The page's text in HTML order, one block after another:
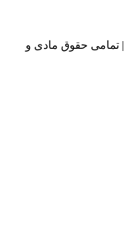
| تمامی حقوق مادی و